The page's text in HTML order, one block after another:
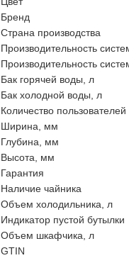
Бренд
Страна производства
Производительность
Производительность
Бак горячей воды, л
Бак холодной воды, л
Количество пользователей
Ширина, мм
Глубина, мм
Высота, мм
Гарантия
Наличие чайника
Объем холодильника, л
Индикатор пустой бутылки
Объем шкафчика, л
GTIN